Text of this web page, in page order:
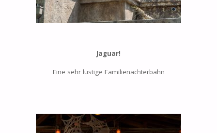
Jaguar!
Eine sehr lustige Familienachterbahn